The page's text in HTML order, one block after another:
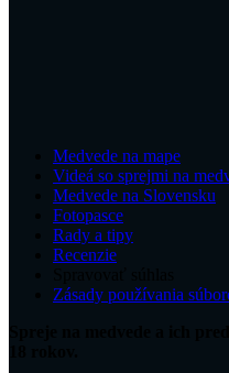
Medvede na mape
Videá so sprejmi na
Medvede na Slovensku
Fotopasce
Rady a tipy
Recenzie
Zásady používania